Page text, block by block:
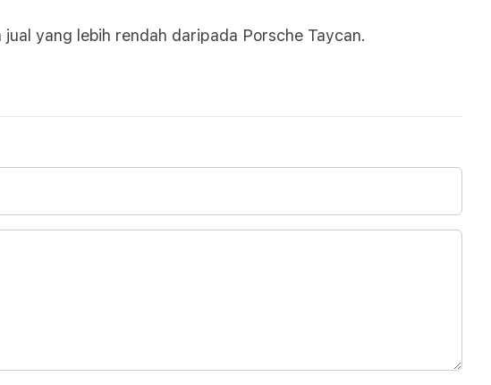
yang lebih rendah daripada Porsche Taycan.